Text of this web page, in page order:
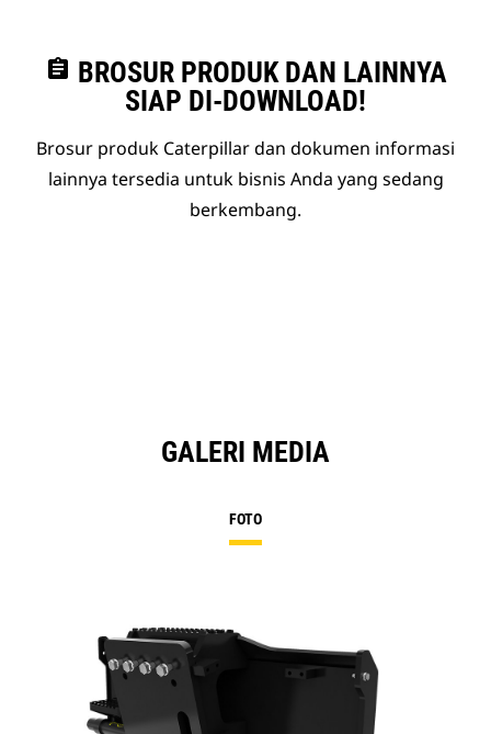
assignment BROSUR PRODUK DAN LAINNYA
SIAP DI-DOWNLOAD!
Brosur produk Caterpillar dan dokumen informasi
lainnya tersedia untuk bisnis Anda yang sedang
berkembang.
GALERI MEDIA
FOTO